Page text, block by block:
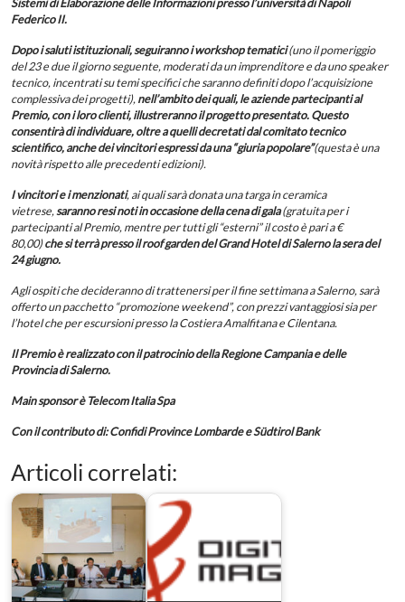
Sistemi di Elaborazione delle Informazioni presso l’università di Napoli
Federico II.
Dopo i saluti istituzionali, seguiranno i workshop tematici(uno il pomeriggio
del 23 e due il giorno seguente, moderati da un imprenditore e da uno speaker
tecnico, incentrati su temi specifici che saranno definiti dopo l’acquisizione
complessiva dei progetti), nell’ambito dei quali, le aziende partecipanti al
Premio, con i loro clienti, illustreranno il progetto presentato. Questo
consentirà di individuare, oltre a quelli decretati dal comitato tecnico
scientifico, anche dei vincitori espressi da una “giuria popolare”(questa è una
novità rispetto alle precedenti edizioni).
I vincitori e i menzionati, ai quali sarà donata una targa in ceramica
vietrese,saranno resi noti in occasione della cena di gala(gratuita per i
partecipanti al Premio, mentre per tutti gli “esterni” il costo è pari a €
80,00)che si terrà presso il roof garden del Grand Hotel di Salerno la sera del
24 giugno.
Agli ospiti che decideranno di trattenersi per il fine settimana a Salerno, sarà
offerto un pacchetto “promozione weekend”, con prezzi vantaggiosi sia per
l’hotel che per escursioni presso la Costiera Amalfitana e Cilentana.
IlPremio è realizzato con il patrocinio della Regione Campania e delle
Provincia di Salerno.
Main sponsor è Telecom Italia Spa
Con il contributo di: Confidi Province Lombarde e Südtirol Bank
Articoli correlati: